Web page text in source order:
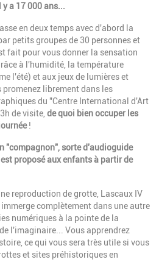
y a 17 000 ans...
en deux temps avec d'abord la
petits groupes de 30 personnes et
fait pour vous donner la sensation
à l'humidité, la température
l'été) et aux jeux de lumières et
librement dans les
du "Centre International d'Art
de visite, de quoi bien occuper les
!
"compagnon", sorte d'audioguide
proposé aux enfants à partir de
reproduction de grotte, Lascaux IV
complètement dans une autre
numériques à la pointe de la
l'imaginaire... Vous apprendrez
ce qui vous sera très utile si vous
et sites préhistoriques en